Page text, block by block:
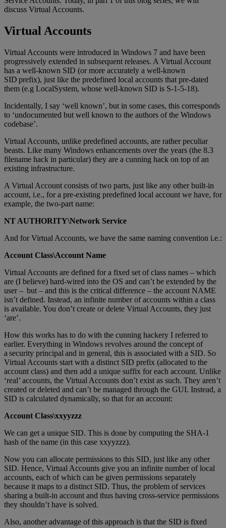
discuss Virtual Accounts.
Virtual Accounts
Virtual Accounts were introduced in Windows 7 and have been
progressively extended in subsequent releases. A Virtual Account
has a well-known SID (or more accurately a well-known
SID prefix), just like the predefined local accounts that pre-dated
them (e.g LocalSystem, whose well-known SID is S-1-5-18).
Incidentally, I say ‘well known’, but in some cases, this corresponds
to ‘undocumented but well known to the authors of the Windows
codebase’.
Virtual Accounts, unlike predefined accounts, are rather peculiar
beasts. Like many Windows enhancements over the years (the 8.3
filename hack in particular) they are a cunning hack on top of an
existing infrastructure.
A Virtual Account consists of two parts, just like any other built-in
account, i.e., for a pre-existing predefined local account we have, for
example, the two-part name:
NT AUTHORITY\Network Service
And for Virtual Accounts, we have the same naming convention i.e.:
Account Class\Account Name
Virtual Accounts are defined for a fixed set of class names – which
are (I believe) hard-wired into the OS and can’t be extended by the
user – but – and this is the critical difference – the account NAME
isn’t defined. Instead, an infinite number of accounts within a class
is available. You don’t create or delete Virtual Accounts, they just
‘are’.
How this works has to do with the cunning hackery I referred to
earlier. Everything in Windows revolves around the concept of
a security principal and in general, this is associated with a SID. So
Virtual Accounts start with a distinct SID prefix (allocated to the
account class) and then add a unique suffix for each account. Unlike
‘real’ accounts, the Virtual Accounts don’t exist as such. They aren’t
created or deleted and can’t be managed through the GUI. Instead, a
SID is calculated dynamically, so that for an account:
Account Class\xxyyzzz
We can get a unique SID. This is done by computing the SHA-1
hash of the name (in this case xxyyzzz).
Now you can allocate permissions to this SID, just like any other
SID. Hence, Virtual Accounts give you an infinite number of local
accounts, each of which can be given permissions separately
because it maps to a distinct SID. Thus, the problem of services
sharing a built-in account and thus having cross-service permissions
they shouldn’t have is solved.
Also, another advantage of this approach is that the SID is fixed